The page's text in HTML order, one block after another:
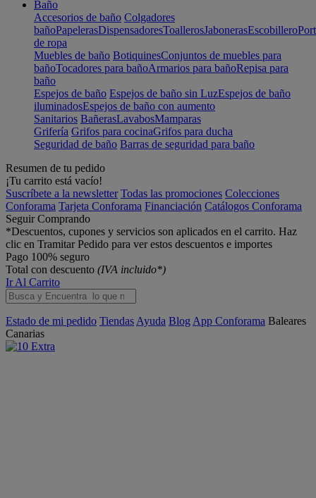
Baño
Accesorios de baño Colgadores
bañoPapelerasDispensadoresToallerosJabonerasEscobillero
de ropa
Muebles de baño BotiquinesConjuntos de muebles para
bañoTocadores para bañoArmarios para bañoRepisa para
baño
Espejos de baño Espejos de baño sin LuzEspejos de baño
iluminadosEspejos de baño con aumento
Sanitarios BañerasLavabosMamparas
Grifería Grifos para cocinaGrifos para ducha
Seguridad de baño Barras de seguridad para baño
Resumen de tu pedido
¡Tu carrito está vacío!
Suscríbete a la newsletter Todas las promociones Colecciones
Conforama Tarjeta Conforama Financiación Catálogos Conforama
Seguir Comprando
*Descuentos, cupones y servicios son aplicados en el carrito. Haz
clic en Tramitar Pedido para ver estos descuentos e importes
Pago 100% seguro
Total con descuento (IVA incluido*)
Ir Al Carrito
Estado de mi pedido Tiendas Ayuda Blog App Conforama Baleares
Canarias